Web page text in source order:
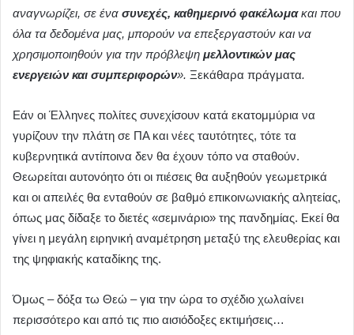
αναγνωρίζει, σε ένα συνεχές, καθημερινό φακέλωμακαι που
όλα τα δεδομένα μας, μπορούν να επεξεργαστούν και να
χρησιμοποιηθούν για την πρόβλεψη μελλοντικών μας
ενεργειών και συμπεριφορών». Ξεκάθαρα πράγματα.
Εάν οι Έλληνες πολίτες συνεχίσουν κατά εκατομμύρια να
γυρίζουν την πλάτη σε ΠΑ και νέες ταυτότητες, τότε τα
κυβερνητικά αντίποινα δεν θα έχουν τόπο να σταθούν.
Θεωρείται αυτονόητο ότι οι πιέσεις θα αυξηθούν γεωμετρικά
και οι απειλές θα ενταθούν σε βαθμό επικοινωνιακής αλητείας,
όπως μας δίδαξε το διετές «σεμινάριο» της πανδημίας. Εκεί θα
γίνει η μεγάλη ειρηνική αναμέτρηση μεταξύ της ελευθερίας και
της ψηφιακής καταδίκης της.
Όμως – δόξα τω Θεώ – για την ώρα το σχέδιο χωλαίνει
περισσότερο και από τις πιο αισιόδοξες εκτιμήσεις…